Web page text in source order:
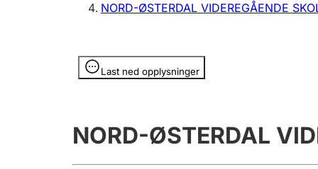
NORD-ØSTERDAL VIDEREGÅENDE
Last ned opplysninger
Opplysninger er skjult
NORD-ØSTERDAL